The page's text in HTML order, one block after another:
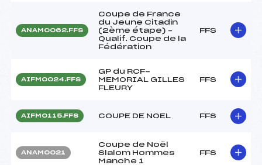
ANAM0062.FFS
Coupe de France
du Jeune Citadin
(2ème étape) –
Qualif. Coupe de la
Fédération
FFS
AIFM0024.FFS
GP du RCF-
MEMORIAL GILLES
FLEURY
FFS
AIFM0115.FFS COUPE DE NOEL FFS
ANAM0021
Coupe de Noël
Slalom Hommes
Manche 1
FFS